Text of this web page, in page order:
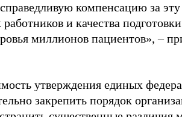
компенсацию за
и качества
миллионов пациентов», –
утверждения единых
закрепить порядок